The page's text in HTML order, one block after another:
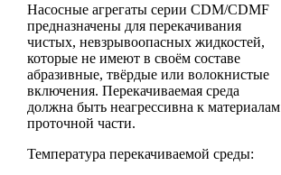
Насосные агрегаты серии CDM/CDMF
предназначены для перекачивания
чистых, невзрывоопасных жидкостей,
которые не имеют в своём составе
абразивные, твёрдые или волокнистые
включения. Перекачиваемая среда
должна быть неагрессивна к материалам
проточной части.
Температура перекачиваемой среды: